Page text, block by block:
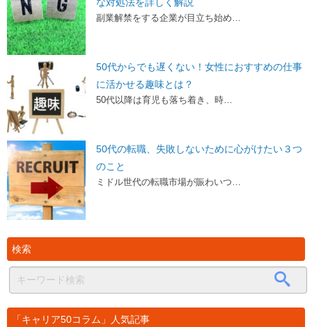
副業解禁をする企業が目立ち始め…
50代からでも遅くない！女性におすすめの仕事
に活かせる趣味とは？
50代以降は育児も落ち着き、時…
50代の転職、失敗しないために心がけたい３つ
のこと
ミドル世代の転職市場が賑わいつ…
検索
「キャリア50コラム」人気記事